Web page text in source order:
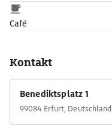
Café
Kontakt
Benediktsplatz 1
99084 Erfurt, Deutschland